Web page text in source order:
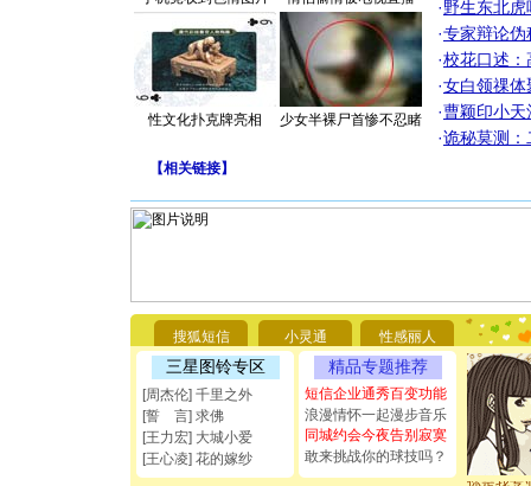
性文化扑克牌亮相 少女半裸尸首惨不忍睹
·野生东北
·专家辩论伪
·校花口述：
·女白领祼体
·曹颖印小天
·诡秘莫测：
【相关链接】
搜狐短信 小灵通 性感丽人
三星图铃专区
[周杰伦] 千里之外
[誓 言] 求佛
[王力宏] 大城小爱
[王心凌] 花的嫁纱
精品专题推荐
短信企业通秀百变功能
浪漫情怀一起漫步音乐
同城约会今夜告别寂寞
敢来挑战你的球技吗？
要平安！
[圣诞节]
能正大光
都要快乐
[圣诞节]
如意,快
[元旦]看
断电。爱
你是我专